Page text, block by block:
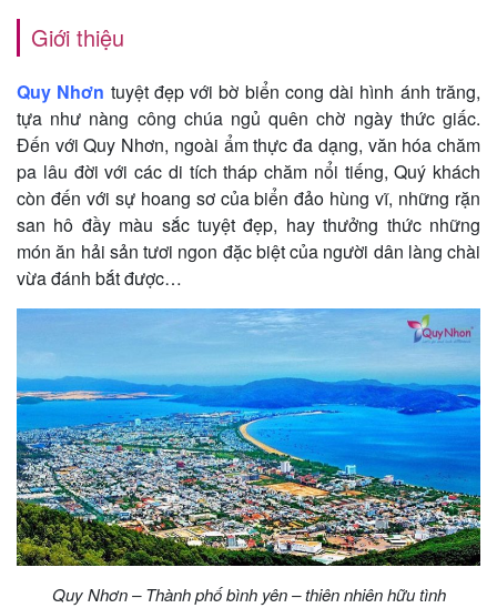
lịch
Về
Quy
Nhơn
Tourist
khách
hàng
Tuyển
dụng
Giới thiệu
Quy Nhơn tuyệt đẹp với bờ biển cong dài hình ánh trăng,
tựa như nàng công chúa ngủ quên chờ ngày thức giấc.
Đến với Quy Nhơn, ngoài ẩm thực đa dạng, văn hóa chăm
pa lâu đời với các di tích tháp chăm nổi tiếng, Quý khách
còn đến với sự hoang sơ của biển đảo hùng vĩ, những rặn
san hô đầy màu sắc tuyệt đẹp, hay thưởng thức những
món ăn hải sản tươi ngon đặc biệt của người dân làng chài
vừa đánh bắt được…
Quy Nhơn – Thành phố bình yên – thiên nhiên hữu tình